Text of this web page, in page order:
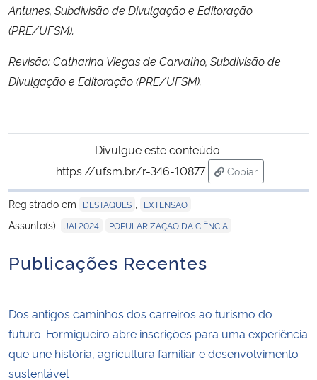
Antunes, Subdivisão de Divulgação e Editoração
(PRE/UFSM).
Revisão: Catharina Viegas de Carvalho, Subdivisão de
Divulgação e Editoração (PRE/UFSM).
Divulgue este conteúdo:
https://ufsm.br/r-346-10877
Copiar
para área de
Registrado em
DESTAQUES EXTENSÃO
Assunto(s): JAI 2024 POPULARIZAÇÃO DA CIÊNCIA
Publicações Recentes
Dos antigos caminhos dos carreiros ao turismo do
futuro: Formigueiro abre inscrições para uma experiência
que une história, agricultura familiar e desenvolvimento
sustentável